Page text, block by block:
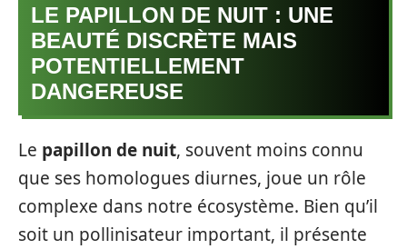
LE PAPILLON DE NUIT : UNE
BEAUTÉ DISCRÈTE MAIS
POTENTIELLEMENT
DANGEREUSE
Le papillon de nuit, souvent moins connu
que ses homologues diurnes, joue un rôle
complexe dans notre écosystème. Bien qu’il
soit un pollinisateur important, il présente